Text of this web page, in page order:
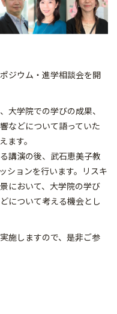
ジウム・進学相談会を開
大学院での学びの成果、
などについて語っていた
ます。
講演の後、武石恵美子教
ションを行います。リスキ
において、大学院の学び
について考える機会とし
施しますので、是非ご参